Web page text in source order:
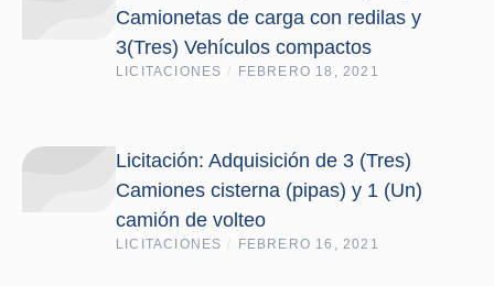
Camionetas de carga con redilas y
3(Tres) Vehículos compactos
LICITACIONES / FEBRERO 18, 2021
Licitación: Adquisición de 3 (Tres)
Camiones cisterna (pipas) y 1 (Un)
camión de volteo
LICITACIONES / FEBRERO 16, 2021